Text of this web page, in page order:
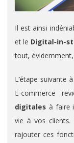
Il est ainsi
et le Digital-in-
tout,
L’étape suivante
E-commerce
digitales à faire
vie à vos clients.
rajouter ces